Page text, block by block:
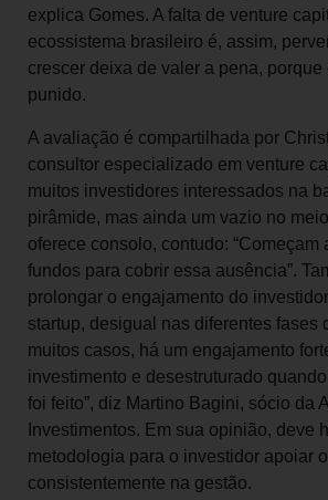
explica Gomes. A falta de venture
ecossistema brasileiro é, assim,
crescer deixa de valer a pena, porque
punido.
A avaliação é compartilhada por
consultor especializado em venture
muitos investidores interessados na
pirâmide, mas ainda um vazio no
oferece consolo, contudo: “Começam
fundos para cobrir essa ausência”.
prolongar o engajamento do
startup, desigual nas diferentes fases
muitos casos, há um engajamento
investimento e desestruturado
foi feito”, diz Martino Bagini, sócio da
Investimentos. Em sua opinião, deve
metodologia para o investidor apoiar
consistentemente na gestão.